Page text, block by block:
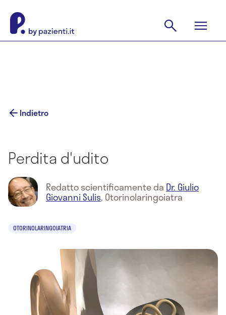
Indietro
Perdita d'udito
Redatto scientificamente da Dr. Giulio
Giovanni Sulis, Otorinolaringoiatra
OTORINOLARINGOIATRIA